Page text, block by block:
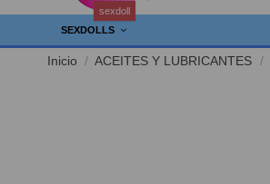
SEXDOLLS
sexdoll
Inicio ACEITES Y LUBRICANTES